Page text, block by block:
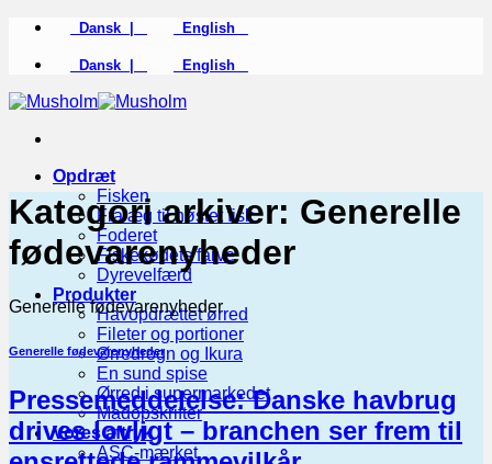
Fortsæt
indhold
Dansk | English
Dansk | English
Opdræt
Fisken
Fra æg til høstet fisk
Foderet
Fiskekødets farve
Dyrevelfærd
Produkter
Havopdrættet ørred
Fileter og portioner
Ørredrogn og Ikura
En sund spise
Ørred i supermarkedet
Madopskrifter
Vores aftryk
ASC-mærket
Kategori arkiver: Generelle
fødevarenyheder
Generelle fødevarenyheder
Generelle fødevarenyheder
Pressemeddelelse: Danske havbrug
drives lovligt – branchen ser frem til